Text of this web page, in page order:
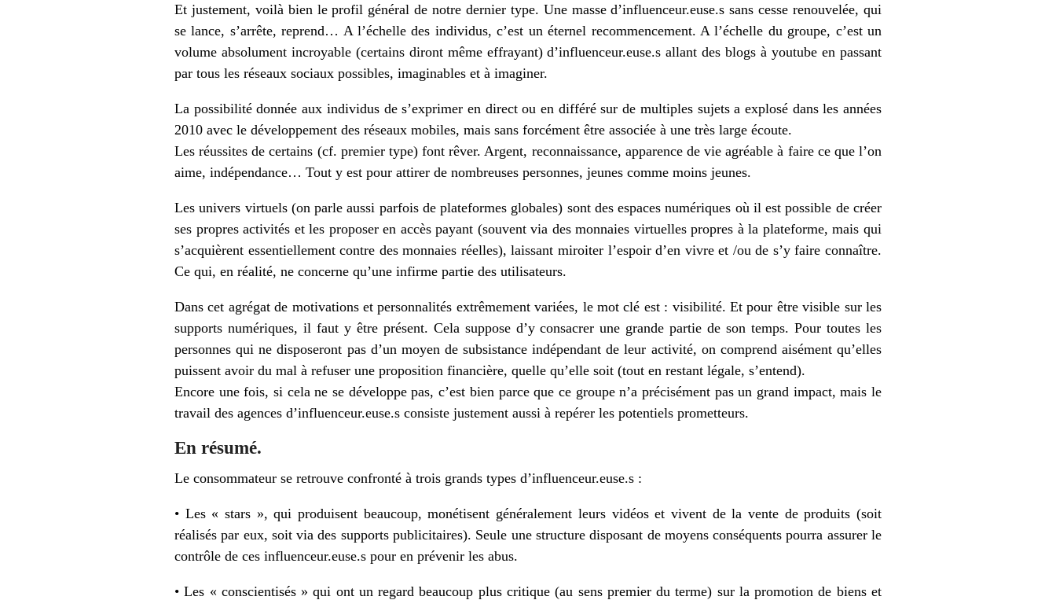
Et justement, voilà bien le profil général de notre dernier type. Une masse d’influenceur.euse.s sans cesse renouvelée, qui
se lance, s’arrête, reprend… A l’échelle des individus, c’est un éternel recommencement. A l’échelle du groupe, c’est un
volume absolument incroyable (certains diront même effrayant) d’influenceur.euse.s allant des blogs à youtube en passant
par tous les réseaux sociaux possibles, imaginables et à imaginer.
La possibilité donnée aux individus de s’exprimer en direct ou en différé sur de multiples sujets a explosé dans les années
2010 avec le développement des réseaux mobiles, mais sans forcément être associée à une très large écoute.
Les réussites de certains (cf. premier type) font rêver. Argent, reconnaissance, apparence de vie agréable à faire ce que l’on
aime, indépendance… Tout y est pour attirer de nombreuses personnes, jeunes comme moins jeunes.
Les univers virtuels (on parle aussi parfois de plateformes globales) sont des espaces numériques où il est possible de créer
ses propres activités et les proposer en accès payant (souvent via des monnaies virtuelles propres à la plateforme, mais qui
s’acquièrent essentiellement contre des monnaies réelles), laissant miroiter l’espoir d’en vivre et /ou de s’y faire connaître.
Ce qui, en réalité, ne concerne qu’une infirme partie des utilisateurs.
Dans cet agrégat de motivations et personnalités extrêmement variées, le mot clé est : visibilité. Et pour être visible sur les
supports numériques, il faut y être présent. Cela suppose d’y consacrer une grande partie de son temps. Pour toutes les
personnes qui ne disposeront pas d’un moyen de subsistance indépendant de leur activité, on comprend aisément qu’elles
puissent avoir du mal à refuser une proposition financière, quelle qu’elle soit (tout en restant légale, s’entend).
Encore une fois, si cela ne se développe pas, c’est bien parce que ce groupe n’a précisément pas un grand impact, mais le
travail des agences d’influenceur.euse.s consiste justement aussi à repérer les potentiels prometteurs.
En résumé.
Le consommateur se retrouve confronté à trois grands types d’influenceur.euse.s :
• Les « stars », qui produisent beaucoup, monétisent généralement leurs vidéos et vivent de la vente de produits (soit
réalisés par eux, soit via des supports publicitaires). Seule une structure disposant de moyens conséquents pourra assurer le
contrôle de ces influenceur.euse.s pour en prévenir les abus.
• Les « conscientisés » qui ont un regard beaucoup plus critique (au sens premier du terme) sur la promotion de biens et